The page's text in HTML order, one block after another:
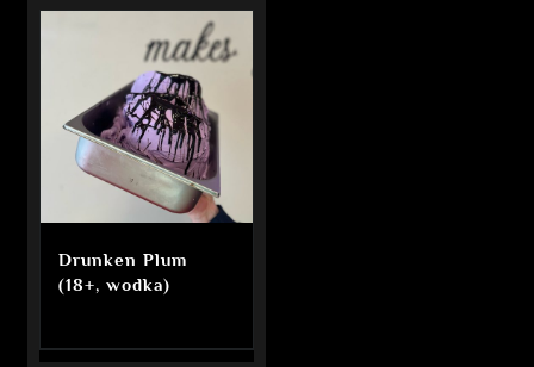
Drunken Plum
(18+, wodka)